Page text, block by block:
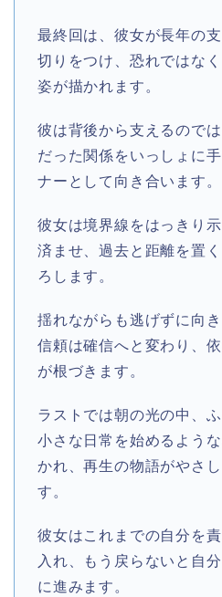
最終回は、彼女が長年の
切りをつけ、恐れではな
姿が描かれます。​
彼は背後から支えるので
だった関係をいっしょに
ナーとして向き合います。​
彼女は境界線をはっきり
済ませ、過去と距離を置
ろします。​
揺れながらも逃げずに向
信頼は確信へと変わり、
が根づきます。​
ラストでは朝の光の中、
小さな日常を始めるよう
かれ、再生の物語がやさ
す。​
彼女はこれまでの自分を
入れ、もう戻らないと自
に進みます。​